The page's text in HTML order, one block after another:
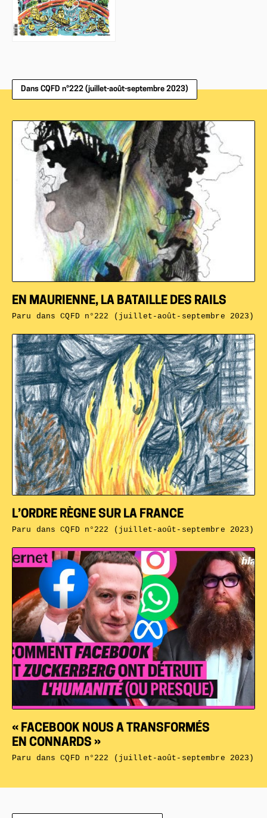
Dans CQFD n°222 (juillet-août-septembre 2023)
« FACEBOOK NOUS A TRANSFORMÉS
EN CONNARDS »
Paru dansCQFD n°222 (juillet-août-septembre 2023)
L’ORDRE RÈGNE SUR LA FRANCE
Paru dansCQFD n°222 (juillet-août-septembre 2023)
EN MAURIENNE, LA BATAILLE DES RAILS
Paru dansCQFD n°222 (juillet-août-septembre 2023)